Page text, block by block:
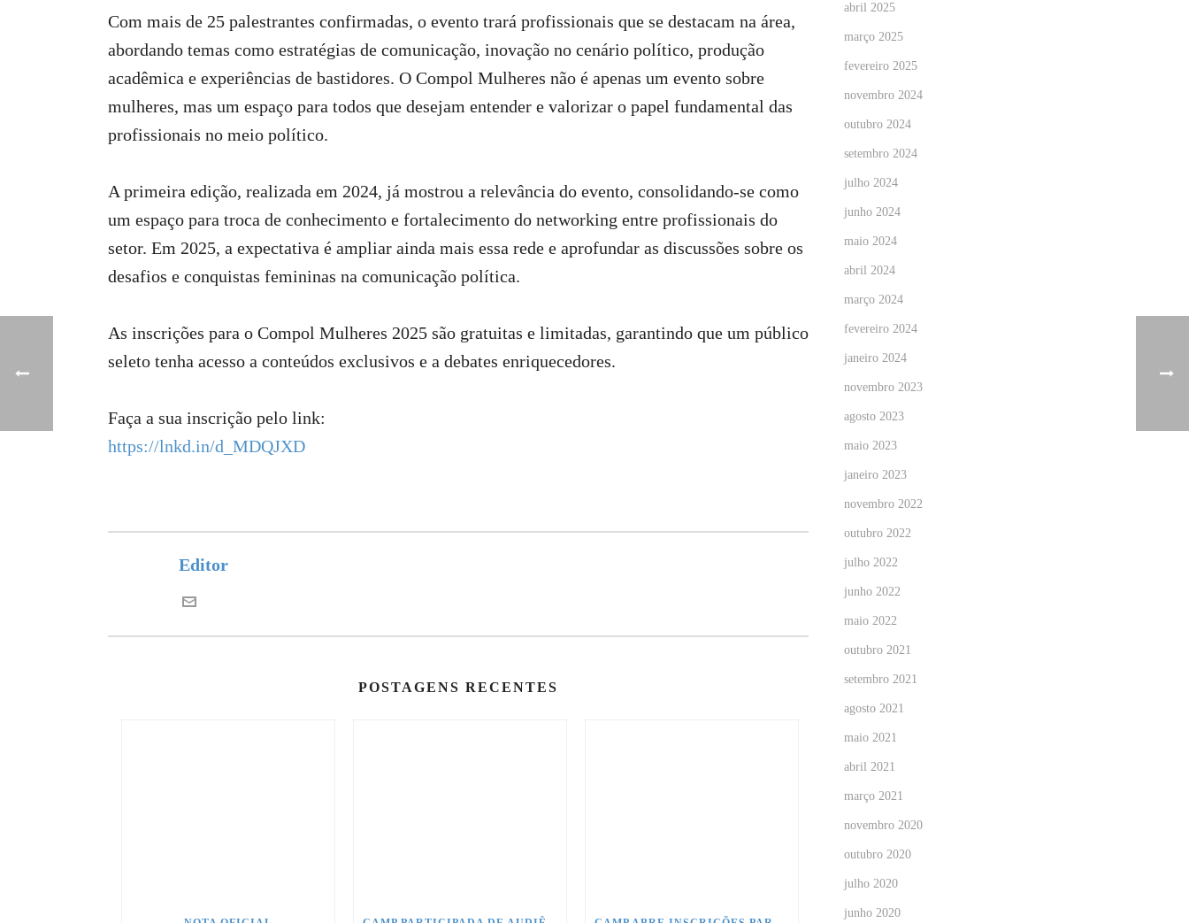
Com mais de 25 palestrantes confirmadas, o evento trará profissionais que se destacam na área,
abordando temas como estratégias de comunicação, inovação no cenário político, produção
acadêmica e experiências de bastidores. O Compol Mulheres não é apenas um evento sobre
mulheres, mas um espaço para todos que desejam entender e valorizar o papel fundamental das
profissionais no meio político.
A primeira edição, realizada em 2024, já mostrou a relevância do evento, consolidando-se como
um espaço para troca de conhecimento e fortalecimento do networking entre profissionais do
setor. Em 2025, a expectativa é ampliar ainda mais essa rede e aprofundar as discussões sobre os
desafios e conquistas femininas na comunicação política.
As inscrições para o Compol Mulheres 2025 são gratuitas e limitadas, garantindo que um público
seleto tenha acesso a conteúdos exclusivos e a debates enriquecedores.
Faça a sua inscrição pelo link:
https://lnkd.in/d_MDQJXD
Editor
POSTAGENS RECENTES
abril 2025
março 2025
fevereiro 2025
novembro 2024
outubro 2024
setembro 2024
julho 2024
junho 2024
maio 2024
abril 2024
março 2024
fevereiro 2024
janeiro 2024
novembro 2023
agosto 2023
maio 2023
janeiro 2023
novembro 2022
outubro 2022
julho 2022
junho 2022
maio 2022
outubro 2021
setembro 2021
agosto 2021
maio 2021
abril 2021
março 2021
novembro 2020
outubro 2020
julho 2020
junho 2020